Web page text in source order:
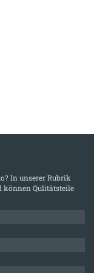
In unserer Rubrik
können Qulitätsteile